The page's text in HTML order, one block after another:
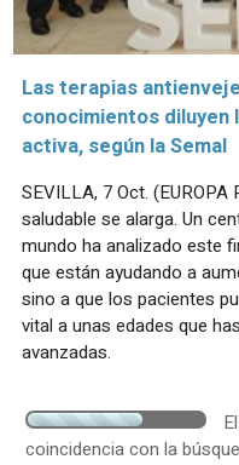
Las terapias
conocimientos diluyen
activa, según la Semal
SEVILLA, 7 Oct.
saludable se alarga. Un
mundo ha analizado este
que están ayudando a
sino a que los pacientes
vital a unas edades que
avanzadas.
coincidencia con la